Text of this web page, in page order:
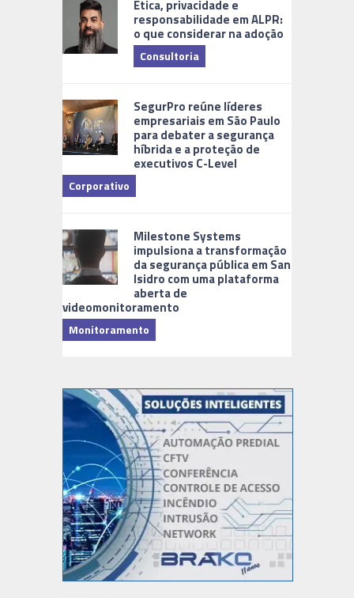
Ética, privacidade e
responsabilidade em ALPR:
o que considerar na adoção
Consultoria
SegurPro reúne líderes
empresariais em São Paulo
para debater a segurança
híbrida e a proteção de
executivos C-Level
Corporativo
Milestone Systems
impulsiona a transformação
da segurança pública em San
Isidro com uma plataforma
aberta de
videomonitoramento
Monitoramento